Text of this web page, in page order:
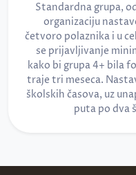
Standardna grupa,
organizaciju
četvoro polaznika i u
se prijavljivanje
kako bi grupa 4+ bila
traje tri meseca.
školskih časova, uz
puta po dva